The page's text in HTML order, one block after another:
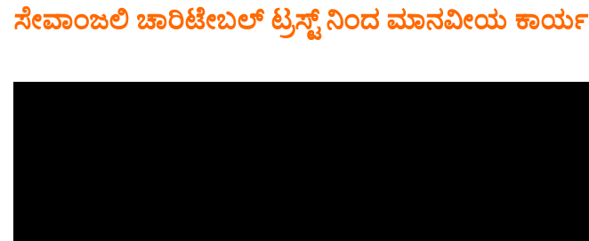
ಸೇವಾಂಜಲಿ ಚಾರಿಟೇಬಲ್ ಟ್ರಸ್ಟ್ ನಿಂದ ಮಾನವೀಯ ಕಾರ್ಯ